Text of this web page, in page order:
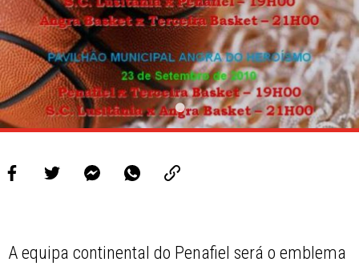
A equipa continental do Penafiel será o emblema